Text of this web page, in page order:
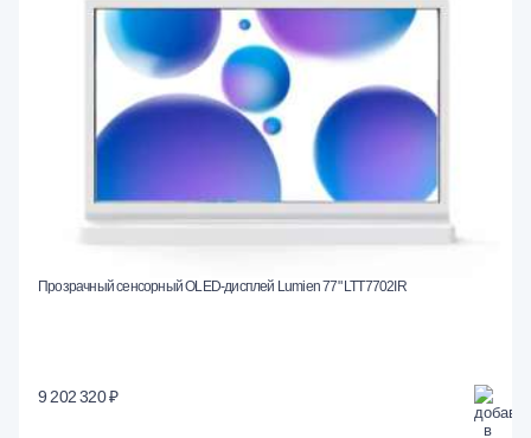
Прозрачный сенсорный OLED-дисплей Lumien 77" LTT7702IR
9 202 320 ₽